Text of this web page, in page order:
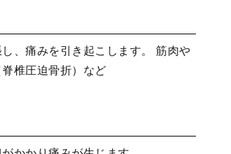
、痛みを引き起こします。 筋肉や
椎圧迫骨折）など